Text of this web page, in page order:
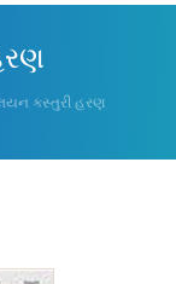
કસ્તુરી હરણ